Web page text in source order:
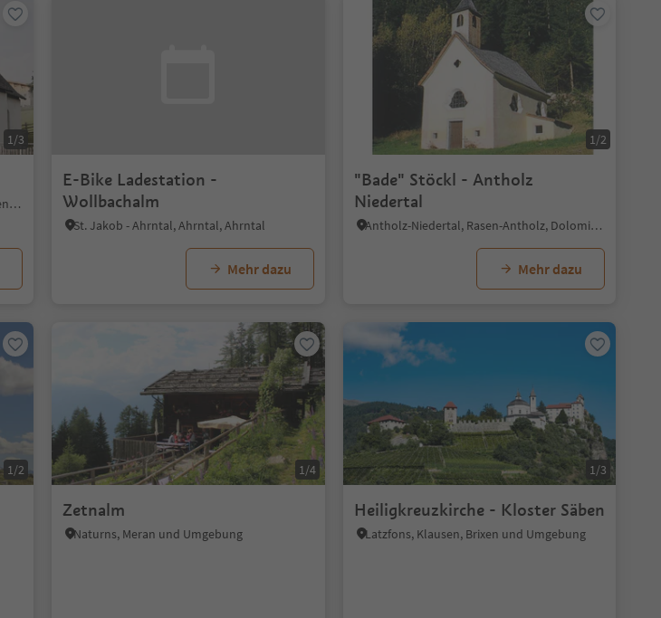
1/3
Steinegg, Karneid, Dolomitenregion Eggental
E-Bike Ladestation -
Wollbachalm
St. Jakob - Ahrntal, Ahrntal, Ahrntal
Mehr dazu
1/2
"Bade" Stöckl - Antholz
Niedertal
Antholz-Niedertal, Rasen-Antholz, Dolomitenregion Kronplatz
Mehr dazu
1/2 1/4
Zetnalm
Naturns, Meran und Umgebung
1/3
Heiligkreuzkirche - Kloster Säben
Latzfons, Klausen, Brixen und Umgebung